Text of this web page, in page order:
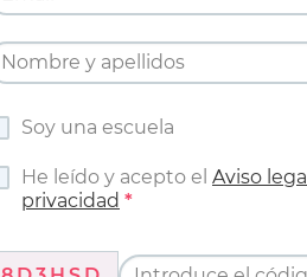
Soy una escuela
He leído y acepto el Aviso legal
privacidad